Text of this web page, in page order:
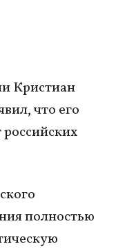
Кристиан
что его
российских
полностью